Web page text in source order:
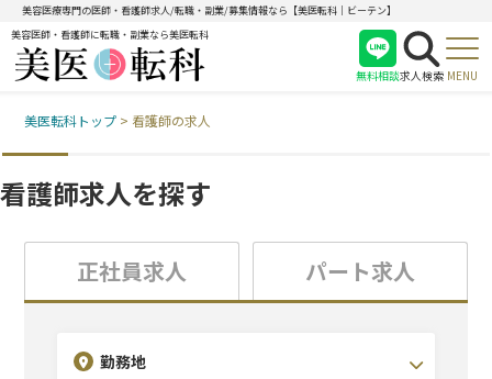
美容医療専門の医師・看護師求人/転職・副業/募集情報なら【美医転科｜ビーテン】
美容医師・看護師に転職・副業なら美医転科
無料相談求人検索 MENU
美医転科トップ > 看護師の求人
看護師求人を探す
正社員求人 パート求人
勤務地